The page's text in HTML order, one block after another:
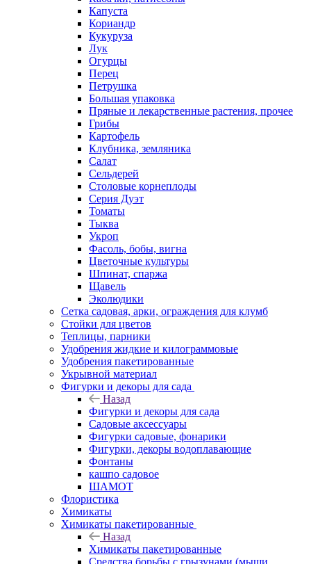
Капуста
Кориандр
Кукуруза
Лук
Огурцы
Перец
Петрушка
Большая упаковка
Пряные и лекарственные растения, прочее
Грибы
Картофель
Клубника, земляника
Салат
Сельдерей
Столовые корнеплоды
Серия Дуэт
Томаты
Тыква
Укроп
Фасоль, бобы, вигна
Цветочные культуры
Шпинат, спаржа
Щавель
Эколюдики
Сетка садовая, арки, ограждения для клумб
Стойки для цветов
Теплицы, парники
Удобрения жидкие и килограммовые
Удобрения пакетированные
Укрывной материал
Фигурки и декоры для сада
Назад
Фигурки и декоры для сада
Садовые аксессуары
Фигурки садовые, фонарики
Фигурки, декоры водоплавающие
Фонтаны
кашпо садовое
ШАМОТ
Флористика
Химикаты
Химикаты пакетированные
Назад
Химикаты пакетированные
Средства борьбы с грызунами (мыши,